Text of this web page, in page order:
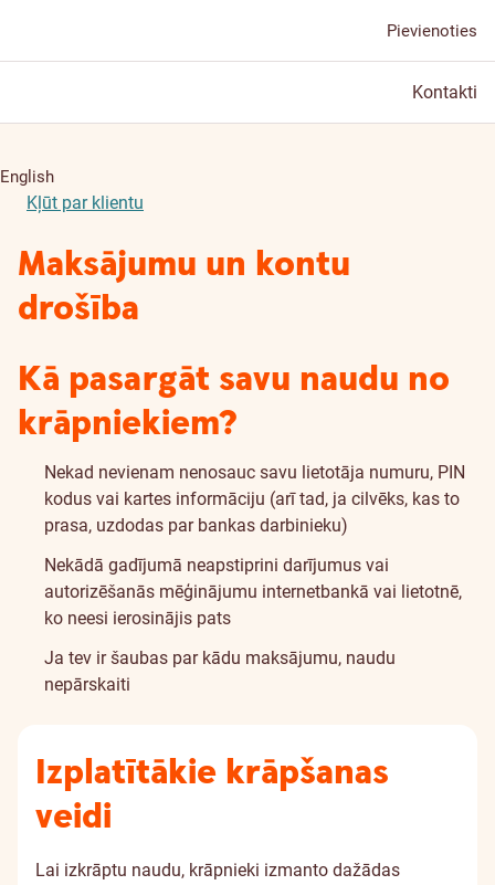
Pievienoties
Kontakti
English
Kļūt par klientu
Maksājumu un kontu
drošība
Kā pasargāt savu naudu no
krāpniekiem?
Nekad nevienam nenosauc savu lietotāja numuru, PIN
kodus vai kartes informāciju (arī tad, ja cilvēks, kas to
prasa, uzdodas par bankas darbinieku)
Nekādā gadījumā neapstiprini darījumus vai
autorizēšanās mēģinājumu internetbankā vai lietotnē,
ko neesi ierosinājis pats
Ja tev ir šaubas par kādu maksājumu, naudu
nepārskaiti
Izplatītākie krāpšanas
veidi
Lai izkrāptu naudu, krāpnieki izmanto dažādas